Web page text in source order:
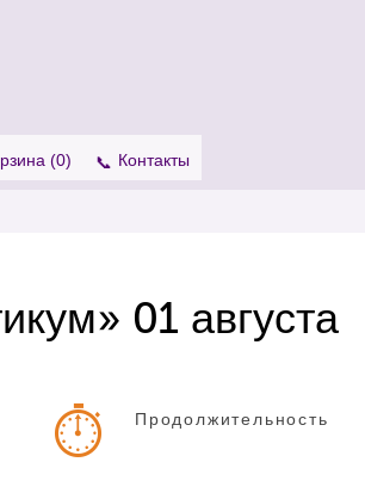
(0) Контакты
01 августа
Продолжительность